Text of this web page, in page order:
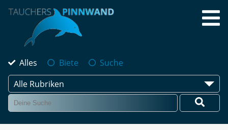
Alles Biete
Suche
Alle Rubriken